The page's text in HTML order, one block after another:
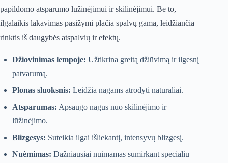
papildomo atsparumo lūžinėjimui ir skilinėjimui. Be to,
ilgalaikis lakavimas pasižymi plačia spalvų gama, leidžiančia
rinktis iš daugybės atspalvių ir efektų.
Džiovinimas lempoje: Užtikrina greitą džiūvimą ir ilgesnį
patvarumą.
Plonas sluoksnis: Leidžia nagams atrodyti natūraliai.
Atsparumas: Apsaugo nagus nuo skilinėjimo ir
lūžinėjimo.
Blizgesys: Suteikia ilgai išliekantį, intensyvų blizgesį.
Nuėmimas: Dažniausiai nuimamas sumirkant specialiu